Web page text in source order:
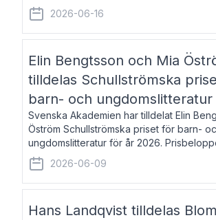
fri vistelse i Akademiens lägenhet i Berlin.
Åsbrink, född 1965 oc
2026-06-16
Elin Bengtsson och Mia
tilldelas Schullströmska
barn- och ungdomslitteratur
Svenska Akademien har tilldelat Elin
Öström Schullströmska priset för barn-
ungdomslitteratur för år 2026.
kronor vardera. Elin Bengtsson, född
och forskare i genusvetenskap.
2026-06-09
Hans Landqvist tilldelas